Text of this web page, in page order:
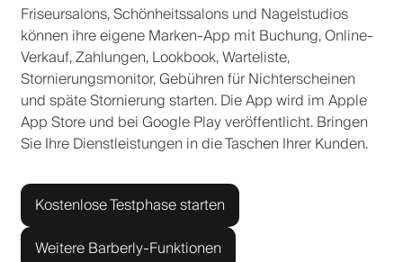
Friseursalons, Schönheitssalons und Nagelstudios
können ihre eigene Marken-App mit Buchung, Online-
Verkauf, Zahlungen, Lookbook, Warteliste,
Stornierungsmonitor, Gebühren für Nichterscheinen
und späte Stornierung starten. Die App wird im Apple
App Store und bei Google Play veröffentlicht. Bringen
Sie Ihre Dienstleistungen in die Taschen Ihrer Kunden.
Kostenlose Testphase starten
Weitere Barberly-Funktionen